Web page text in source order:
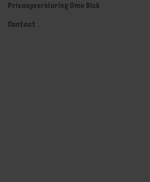
Privacyverklaring Ome Dick
Contact